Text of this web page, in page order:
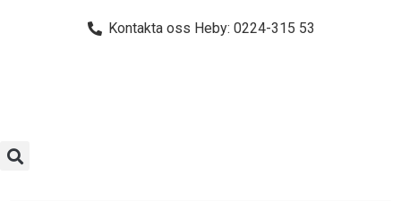
Kontakta oss Heby: 0224-315 53